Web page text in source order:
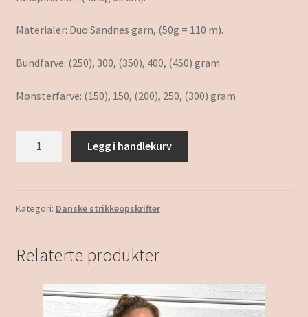
Materialer: Duo Sandnes garn, (50g = 110 m).
Bundfarve: (250), 300, (350), 400, (450) gram
Mønsterfarve: (150), 150, (200), 250, (300) gram
Legg i handlekurv
Kategori: Danske strikkeopskrifter
Relaterte produkter